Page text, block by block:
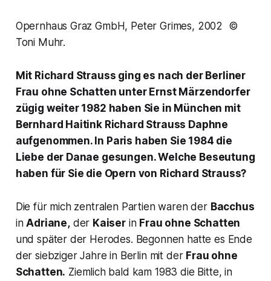
Opernhaus Graz GmbH, Peter Grimes, 2002 ©
Toni Muhr.
Mit Richard Strauss ging es nach der Berliner
Frau ohne Schatten unter Ernst Märzendorfer
zügig weiter 1982 haben Sie in München mit
Bernhard Haitink Richard Strauss Daphne
aufgenommen. In Paris haben Sie 1984 die
Liebe der Danae gesungen. Welche Beseutung
haben für Sie die Opern von Richard Strauss?
Die für mich zentralen Partien waren der Bacchus
inAdriane,der Kaiserin Frau ohne Schatten
und später der Herodes. Begonnen hatte es Ende
der siebziger Jahre in Berlin mit der Frau ohne
Schatten. Ziemlich bald kam 1983 die Bitte, in